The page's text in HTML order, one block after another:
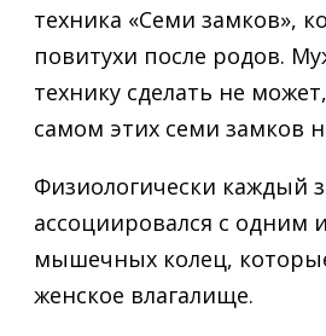
техника «Семи замков»,
повитухи после родов.
технику сделать не
самом этих семи замков
Физиологически каждый
ассоциировался с одним
мышечных колец,
женское влагалище.